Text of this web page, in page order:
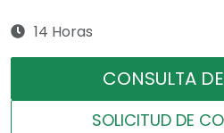
14 Horas
CONSULTA
SOLICITUD DE